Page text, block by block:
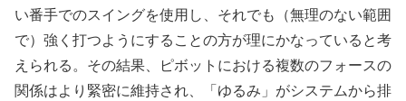
い番手でのスイングを使用し、それでも（無理のない範囲
で）強く打つようにすることの方が理にかなっていると考
えられる。その結果、ピボットにおける複数のフォースの
関係はより緊密に維持され、「ゆるみ」がシステムから排